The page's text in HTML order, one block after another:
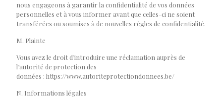
nous engageons à garantir la confidentialité de vos données
personnelles et à vous informer avant que celles-ci ne soient
transférées ou soumises à de nouvelles règles de confidentialité.
M. Plainte
Vous avez le droit d’introduire une réclamation auprès de
l’autorité de protection des
données : https://www.autoriteprotectiondonnees.be/
N. Informations légales